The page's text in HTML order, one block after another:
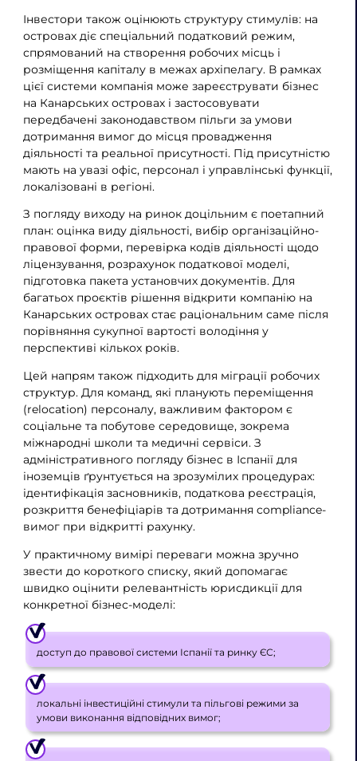
Інвестори також оцінюють структуру стимулів: на
островах діє спеціальний податковий режим,
спрямований на створення робочих місць і
розміщення капіталу в межах архіпелагу. В рамках
цієї системи компанія може зареєструвати бізнес
на Канарських островах і застосовувати
передбачені законодавством пільги за умови
дотримання вимог до місця провадження
діяльності та реальної присутності. Під присутністю
мають на увазі офіс, персонал і управлінські функції,
локалізовані в регіоні.
З погляду виходу на ринок доцільним є поетапний
план: оцінка виду діяльності, вибір організаційно-
правової форми, перевірка кодів діяльності щодо
ліцензування, розрахунок податкової моделі,
підготовка пакета установчих документів. Для
багатьох проєктів рішення відкрити компанію на
Канарських островах стає раціональним саме після
порівняння сукупної вартості володіння у
перспективі кількох років.
Цей напрям також підходить для міграції робочих
структур. Для команд, які планують переміщення
(relocation) персоналу, важливим фактором є
соціальне та побутове середовище, зокрема
міжнародні школи та медичні сервіси. З
адміністративного погляду бізнес в Іспанії для
іноземців ґрунтується на зрозумілих процедурах:
ідентифікація засновників, податкова реєстрація,
розкриття бенефіціарів та дотримання compliance-
вимог при відкритті рахунку.
У практичному вимірі переваги можна зручно
звести до короткого списку, який допомагає
швидко оцінити релевантність юрисдикції для
конкретної бізнес-моделі:
доступ до правової системи Іспанії та ринку ЄС;
локальні інвестиційні стимули та пільгові режими за
умови виконання відповідних вимог;